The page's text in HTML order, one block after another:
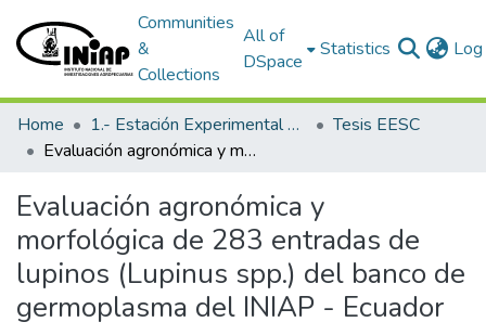
Communities
&
Collections
All of
DSpace
Statistics
Home 1.- Estación Experimental Santa Catalina
Tesis EESC
Evaluación agronómica y morfológica de 283 entradas de lupinos (Lupinus spp.) del banco de germoplasma del INIAP - Ecuador
Evaluación agronómica y
morfológica de 283 entradas de
lupinos (Lupinus spp.) del banco de
germoplasma del INIAP - Ecuador